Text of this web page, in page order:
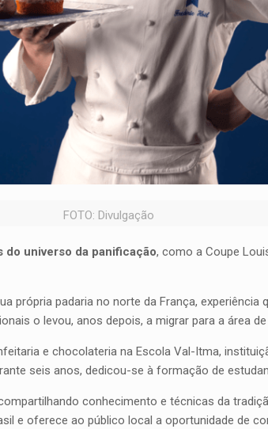
FOTO: Divulgação
do universo da panificação, como a Coupe
própria padaria no norte da França,
o levou, anos depois, a migrar para a área
e chocolateria na Escola Val-Itma,
seis anos, dedicou-se à formação de
conhecimento e técnicas da
e oferece ao público local a oportunidade de